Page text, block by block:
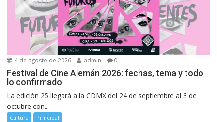
4 de agosto de 2026 admin 0
Festival de Cine Alemán 2026: fechas, tema y todo
lo confirmado
La edición 25 llegará a la CDMX del 24 de septiembre al 3 de
octubre con...
Cultura Principal